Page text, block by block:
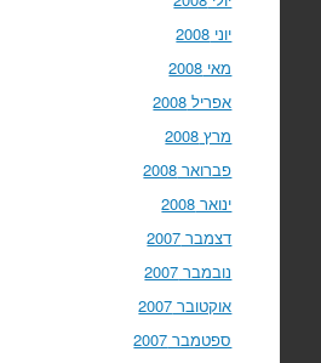
יוני 2008
מאי 2008
אפריל 2008
מרץ 2008
פברואר 2008
ינואר 2008
דצמבר 2007
נובמבר 2007
אוקטובר 2007
ספטמבר 2007